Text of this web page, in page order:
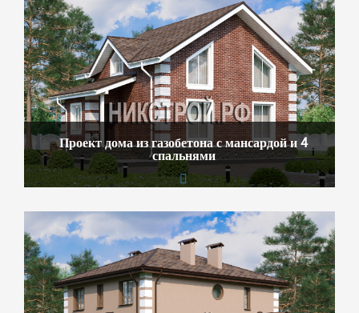
Проект дома из газобетона с мансардой и 4
спальнями